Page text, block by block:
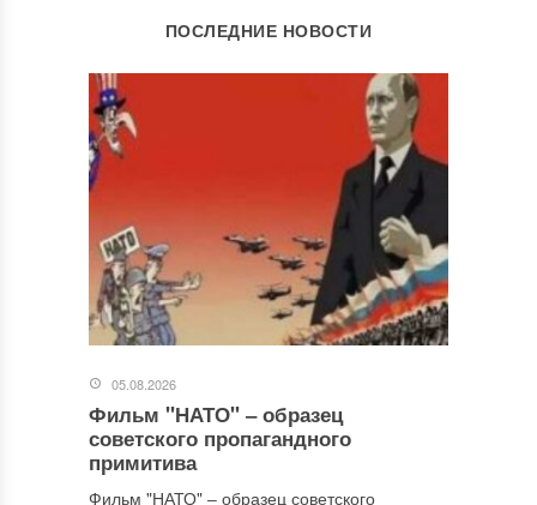
ОСТАВИТЬ КОММЕНТАРИЙ
Ваш адрес email не будет опубликован. Обязательные поля
Комментарий*
ПОСЛЕДНИЕ НОВОСТИ
05.08.2026
Фильм "НАТО" ‒ образец
советского пропагандного
примитива
Фильм "НАТО" ‒ образец советского